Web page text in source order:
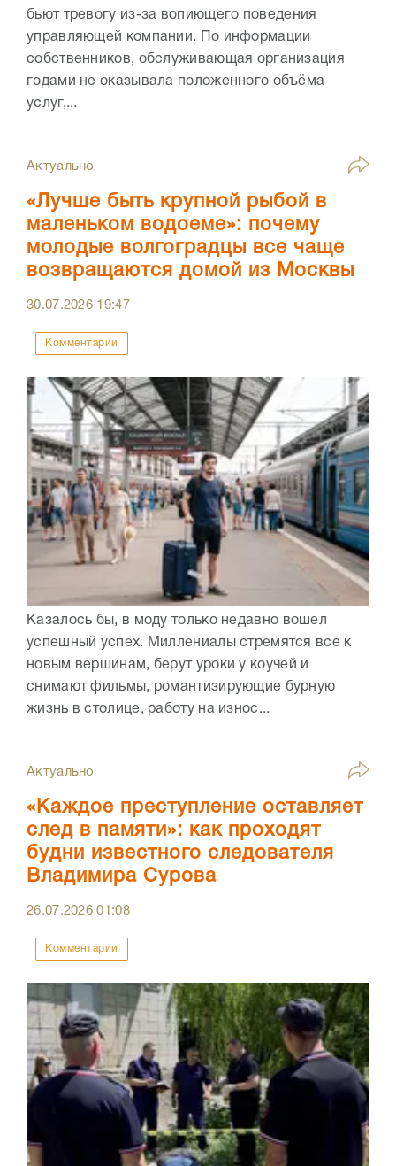
бьют тревогу из-за вопиющего поведения
управляющей компании. По информации
собственников, обслуживающая организация
годами не оказывала положенного объёма
услуг,...
Актуально
«Лучше быть крупной рыбой в
маленьком водоеме»: почему
молодые волгоградцы все чаще
возвращаются домой из Москвы
30.07.2026 19:47
Комментарии
Казалось бы, в моду только недавно вошел
успешный успех. Миллениалы стремятся все к
новым вершинам, берут уроки у коучей и
снимают фильмы, романтизирующие бурную
жизнь в столице, работу на износ...
Актуально
«Каждое преступление оставляет
след в памяти»: как проходят
будни известного следователя
Владимира Сурова
26.07.202601:08
Комментарии